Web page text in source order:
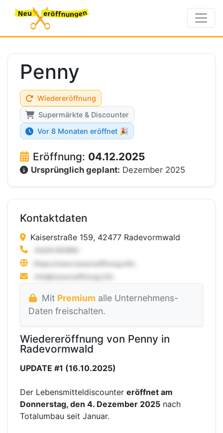
Penny
Wiedereröffnung
Supermärkte & Discounter
Vor 8 Monaten eröffnet 🎉
Eröffnung: 04.12.2025
Ursprünglich geplant: Dezember 2025
Kontaktdaten
Kaiserstraße 159, 42477 Radevormwald
Mit Premium alle Unternehmens-
Daten freischalten.
Wiedereröffnung von Penny in
Radevormwald
UPDATE #1 (16.10.2025)
Der Lebensmitteldiscounter eröffnet am
Donnerstag, den 4. Dezember 2025 nach
Totalumbau seit Januar.